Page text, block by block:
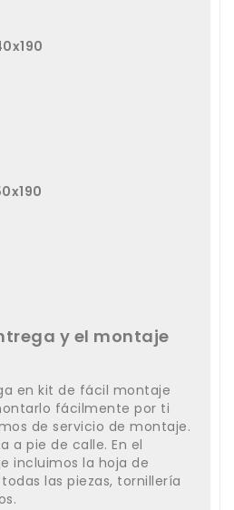
y el montaje
en kit de fácil montaje
fácilmente por ti
de servicio de montaje.
a pie de calle. En el
incluimos la hoja de
las piezas, tornillería